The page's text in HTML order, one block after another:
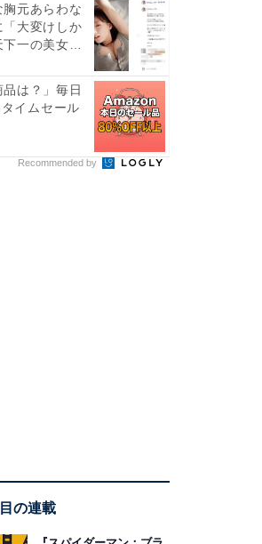
元あらわな
「大変けしか
一の美女で
品は？」毎日
イムセール
Recommended by
の連載